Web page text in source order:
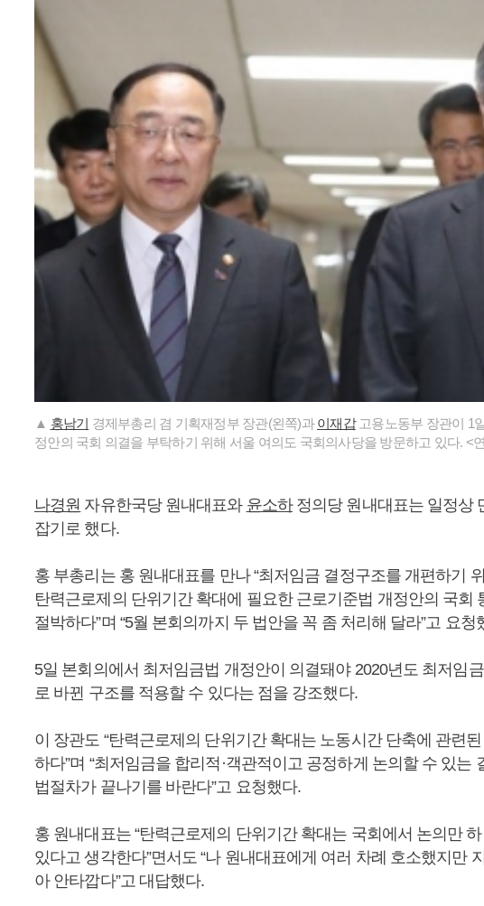
▲ 홍남기 경제부총리 겸 기획재정부 장관(왼쪽)과이재갑고용노동부 장관이 1
정안의 국회 의결을 부탁하기 위해 서울 여의도 국회의사당을 방문하고 있다. <
나경원 자유한국당 원내대표와 윤소하정의당 원내대표는 일정상
잡기로 했다.
홍 부총리는 홍 원내대표를 만나 “최저임금 결정구조를 개편하기
탄력근로제의 단위기간 확대에 필요한 근로기준법 개정안의 국회
절박하다”며 “5월 본회의까지 두 법안을 꼭 좀 처리해 달라”고 요청
5일 본회의에서 최저임금법 개정안이 의결돼야 2020년도 최저임
로 바뀐 구조를 적용할 수 있다는 점을 강조했다.
이 장관도 “탄력근로제의 단위기간 확대는 노동시간 단축에 관련
하다”며 “최저임금을 합리적·객관적이고 공정하게 논의할 수 있는
법절차가 끝나기를 바란다”고 요청했다.
홍 원내대표는 “탄력근로제의 단위기간 확대는 국회에서 논의만
있다고 생각한다”면서도 “나 원내대표에게 여러 차례 호소했지만
아 안타깝다”고 대답했다.